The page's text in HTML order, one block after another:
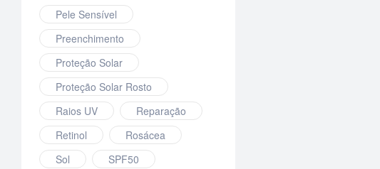
Pele Sensível
Preenchimento
Proteção Solar
Proteção Solar Rosto
Raios UV
Reparação
Retinol
Rosácea
Sol
SPF50